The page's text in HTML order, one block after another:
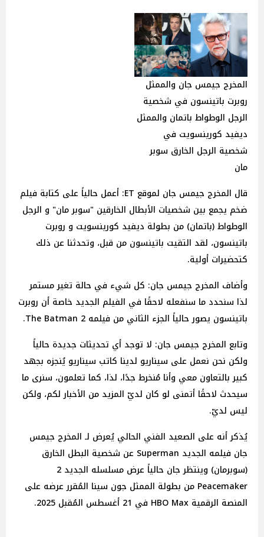
المخرج جيمس جان والممثل
روبرت باتينسون في شخصية
الرجل الوطواط باتمان والممثل
ديفيد كورينسويت في
شخصية الرجل الخارق سوبر
مان
قال المخرج جيمس جان لموقع ET: أعمل حالياً على كتابة فيلم
ضخم يجمع بين شخصيات الأبطال الخارقين "سوبر مان" و الرجل
الوطواط (باتمان) من بطولة ديفيد كورينسويت و روبرت
باتينسون، لقد التقيت باتينسون من قبل، وتحدثنا عن ذلك
كتحضيرات أولية.
وأضاف المخرج جيمس جان: كل شيء في حالة تغير مستمر
لذا سنحدد ما سنفعله لاحقًا في الفيلم الجديد خاصة أن روبرت
باتينسون يصور حالياً الجزء الثاني من فيلمه The Batman 2.
وتابع المخرج جيمس جان: لا توجد أي تحديثات جديدة حالياً
ولكن نحن نعمل على سيناريو لدينا كاتب سيناريو يُنجزه بجهد
كبير بالتعاون معي وأنا مُنخرط جدًا، لذا، كما تعلمون، سنرى ما
سيحدث لاحقًا أتمنى لو كان لديّ المزيد من الأخبار لكم، ولكن
ليس لديّ.
يُذكر أنه على الصعيد الفني الحالي يُعرض لـ المخرج جيمس
جان فيلمه الجديد Superman عن شخصية البطل الخارق
(سوبرمان) وينتظر جان حالياً عرض مسلسله الجديد 2
Peacemaker من بطولة الممثل جون سينا المُقرر عرضه على
المنصة الرقمية HBO Max في 21 أغسطس المُقبل 2025.